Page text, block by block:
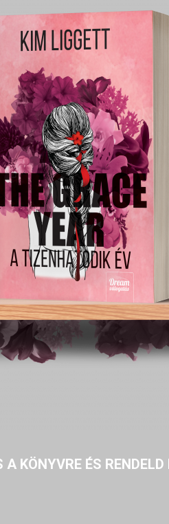
KÖNYVRE ÉS RENDELD